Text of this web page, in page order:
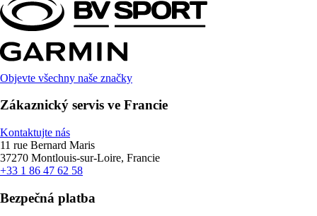
Objevte všechny naše značky
Zákaznický servis ve Francie
Kontaktujte nás
11 rue Bernard Maris
37270 Montlouis-sur-Loire, Francie
+33 1 86 47 62 58
Bezpečná platba